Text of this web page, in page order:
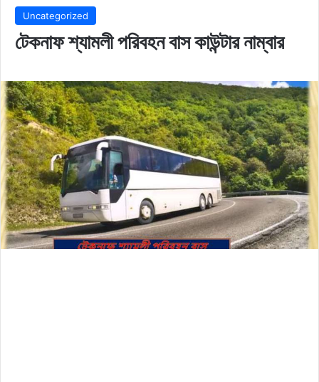
Uncategorized
টেকনাফ শ্যামলী পরিবহন বাস কাউন্টার নাম্বার